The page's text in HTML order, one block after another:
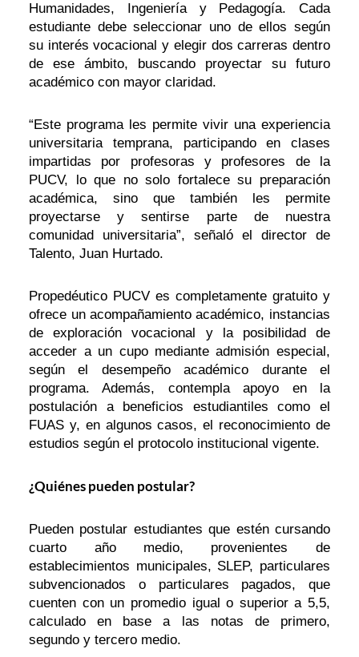
Humanidades, Ingeniería y Pedagogía. Cada
estudiante debe seleccionar uno de ellos según
su interés vocacional y elegir dos carreras dentro
de ese ámbito, buscando proyectar su futuro
académico con mayor claridad.
“Este programa les permite vivir una experiencia
universitaria temprana, participando en clases
impartidas por profesoras y profesores de la
PUCV, lo que no solo fortalece su preparación
académica, sino que también les permite
proyectarse y sentirse parte de nuestra
comunidad universitaria”, señaló el director de
Talento, Juan Hurtado.
Propedéutico PUCV es completamente gratuito y
ofrece un acompañamiento académico, instancias
de exploración vocacional y la posibilidad de
acceder a un cupo mediante admisión especial,
según el desempeño académico durante el
programa. Además, contempla apoyo en la
postulación a beneficios estudiantiles como el
FUAS y, en algunos casos, el reconocimiento de
estudios según el protocolo institucional vigente.
¿Quiénes pueden postular?
Pueden postular estudiantes que estén cursando
cuarto año medio, provenientes de
establecimientos municipales, SLEP, particulares
subvencionados o particulares pagados, que
cuenten con un promedio igual o superior a 5,5,
calculado en base a las notas de primero,
segundo y tercero medio.